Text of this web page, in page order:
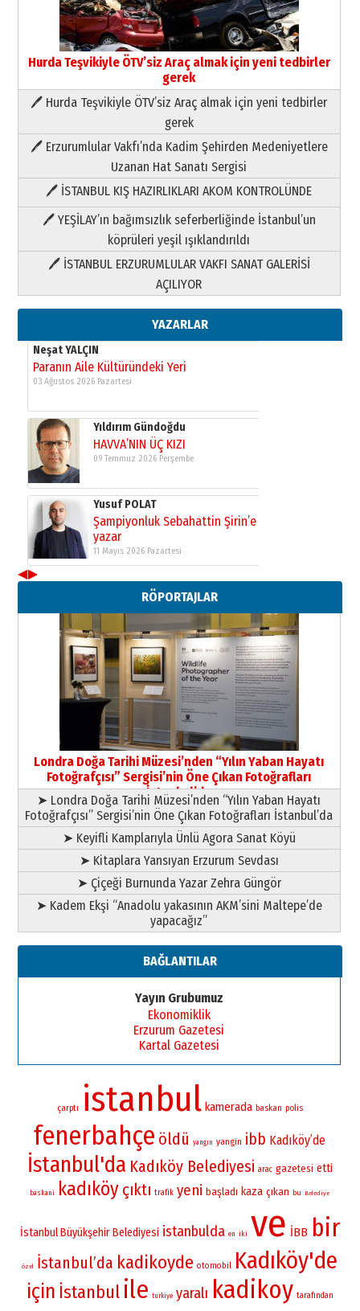
Hurda Teşvikiyle ÖTV’siz Araç almak için yeni tedbirler
gerek
🖊 Hurda Teşvikiyle ÖTV’siz Araç almak için yeni tedbirler
gerek
🖊 Erzurumlular Vakfı’nda Kadim Şehirden Medeniyetlere
Uzanan Hat Sanatı Sergisi
🖊 İSTANBUL KIŞ HAZIRLIKLARI AKOM KONTROLÜNDE
🖊 YEŞİLAY’ın bağımsızlık seferberliğinde İstanbul’un
köprüleri yeşil ışıklandırıldı
🖊 İSTANBUL ERZURUMLULAR VAKFI SANAT GALERİSİ
AÇILIYOR
YAZARLAR
Paranın Aile Kültüründeki Yeri
03 Ağustos 2026 Pazartesi
Yıldırım Gündoğdu
HAVVA’NIN ÜÇ KIZI
09 Temmuz 2026 Perşembe
Yusuf POLAT
Şampiyonluk Sebahattin Şirin’e
11 Mayıs 2026 Pazartesi
Neşat YALÇIN
Paranın Aile Kültüründeki Yeri
03 Ağustos 2026 Pazartesi
Yıldırım Gündoğdu
HAVVA’NIN ÜÇ KIZI
09 Temmuz 2026 Perşembe
Yusuf POLAT
Şampiyonluk Sebahattin Şirin’e
yazar
11 Mayıs 2026 Pazartesi
Neşat YALÇIN
Paranın Aile Kültüründeki Yeri
03 Ağustos 2026 Pazartesi
Yıldırım Gündoğdu
HAVVA’NIN ÜÇ KIZI
09 Temmuz 2026 Perşembe
Yusuf POLAT
Şampiyonluk Sebahattin Şirin’e
yazar
11 Mayıs 2026 Pazartesi
◀▶
RÖPORTAJLAR
Londra Doğa Tarihi Müzesi’nden “Yılın Yaban Hayatı
Fotoğrafçısı” Sergisi’nin Öne Çıkan Fotoğrafları
İstanbul’da
➤ Londra Doğa Tarihi Müzesi’nden “Yılın Yaban Hayatı
Fotoğrafçısı” Sergisi’nin Öne Çıkan Fotoğrafları İstanbul’da
➤ Keyifli Kamplarıyla Ünlü Agora Sanat Köyü
➤ Kitaplara Yansıyan Erzurum Sevdası
➤ Çiçeği Burnunda Yazar Zehra Güngör
➤ Kadem Ekşi “Anadolu yakasının AKM’sini Maltepe’de
yapacağız”
BAĞLANTILAR
Yayın Grubumuz
Ekonomiklik
Erzurum Gazetesi
Kartal Gazetesi
çarptı istanbul kamerada baskan polis
fenerbahçe öldü yangın yangin ibb Kadıköy’de
İstanbul'da Kadıköy Belediyesi arac gazetesi etti
baskani kadıköy çıktı trafik yeni başladı kaza çıkan bu Belediye
İstanbul Büyükşehir Belediyesi istanbulda en iki ve İBB bir
özel İstanbul’da kadikoyde otomobil Kadıköy'de
için İstanbul ile turkiye yaralı kadikoy tarafından